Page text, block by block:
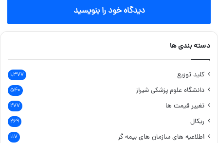
دیدگاه خود را بنویسید
دسته بندی ها
کلید توزیع ۱,۳۷۷
دانشگاه علوم پزشکی شیراز ۵۴۰
تغییر قیمت ها ۲۷۷
ریکال ۲۶۹
اطلاعیه های سازمان های بیمه گر ۱۱۷